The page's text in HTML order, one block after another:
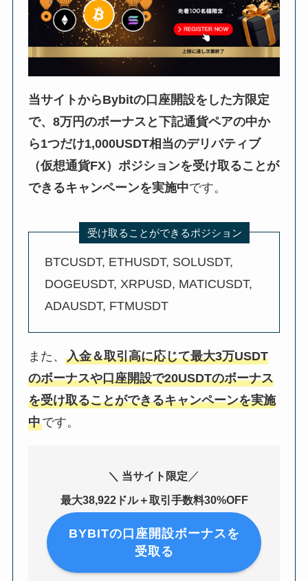
当サイトからBybitの口座開設をした方限定
で、8万円のボーナスと下記通貨ペアの中か
ら1つだけ1,000USDT相当のデリバティブ
（仮想通貨FX）ポジションを受け取ることが
できるキャンペーンを実施中です。
受け取ることができるポジション
BTCUSDT, ETHUSDT, SOLUSDT,
DOGEUSDT, XRPUSD, MATICUSDT,
ADAUSDT, FTMUSDT
また、入金＆取引高に応じて最大3万USDT
のボーナスや口座開設で20USDTのボーナス
を受け取ることができるキャンペーンを実施
中です。
＼ 当サイト限定 ／
最大38,922ドル＋取引手数料30%OFF
BYBITの口座開設ボーナスを
受取る